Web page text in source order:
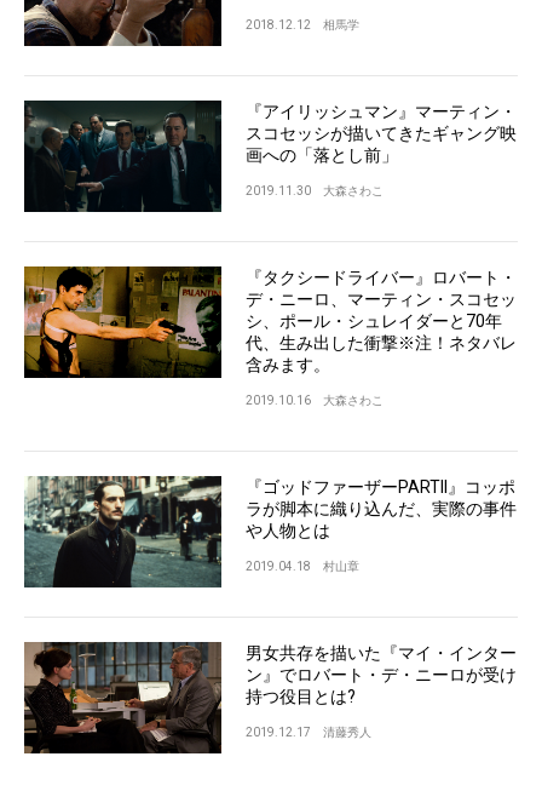
2018.12.12 相馬学
『アイリッシュマン』マーティン・
スコセッシが描いてきたギャング映
画への「落とし前」
2019.11.30 大森さわこ
『タクシードライバー』ロバート・
デ・ニーロ、マーティン・スコセッ
シ、ポール・シュレイダーと70年
代、生み出した衝撃※注！ネタバレ
含みます。
2019.10.16 大森さわこ
『ゴッドファーザーPARTII』コッポ
ラが脚本に織り込んだ、実際の事件
や人物とは
2019.04.18 村山章
男女共存を描いた『マイ・インター
ン』でロバート・デ・ニーロが受け
持つ役目とは?
2019.12.17 清藤秀人